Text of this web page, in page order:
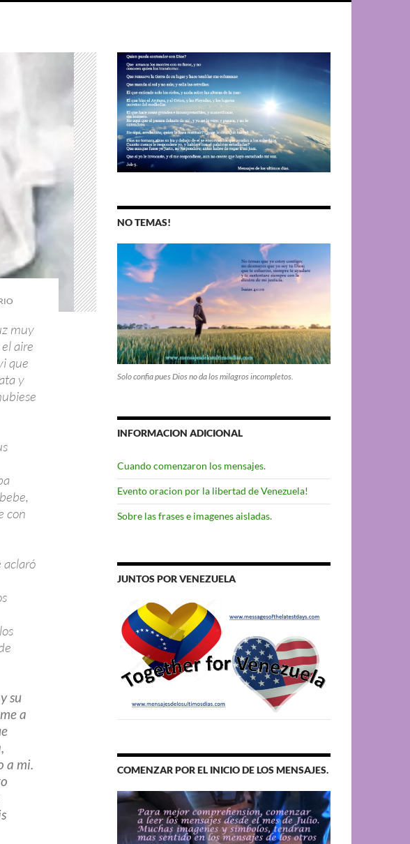
muy
aire
que
y
con
aclaró
su
a
a mi.
NO TEMAS!
Solo confia pues Dios no da los milagros incompletos.
INFORMACION ADICIONAL
Cuando comenzaron los mensajes.
Evento oracion por la libertad de Venezuela!
Sobre las frases e imagenes aisladas.
JUNTOS POR VENEZUELA
COMENZAR POR EL INICIO DE LOS MENSAJES.